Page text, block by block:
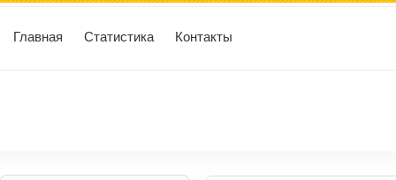
Главная Статистика Контакты